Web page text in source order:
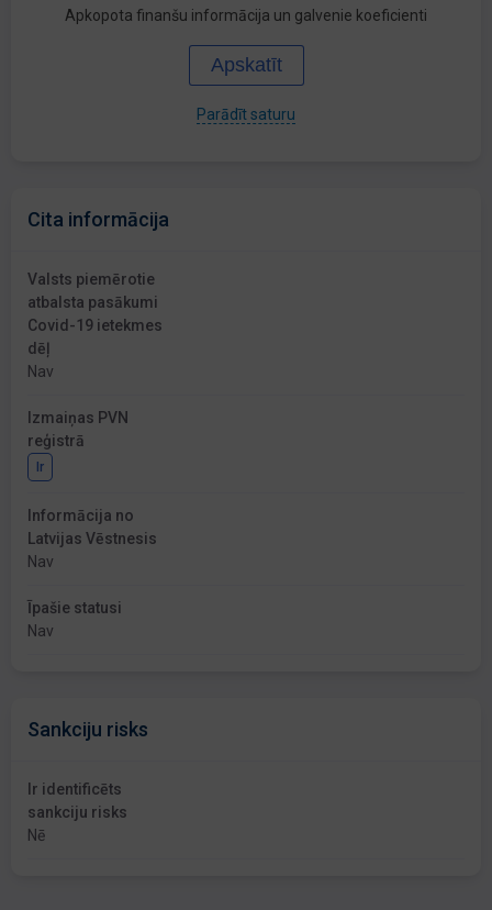
Apkopota finanšu informācija un galvenie koeficienti
Apskatīt
Parādīt saturu
Cita informācija
Valsts piemērotie
atbalsta pasākumi
Covid-19 ietekmes
dēļ
Nav
Izmaiņas PVN
reģistrā
Ir
Informācija no
Latvijas Vēstnesis
Nav
Īpašie statusi
Nav
Sankciju risks
Ir identificēts
sankciju risks
Nē